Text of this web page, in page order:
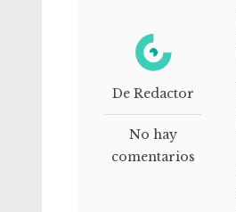
De Redactor
No hay
comentarios